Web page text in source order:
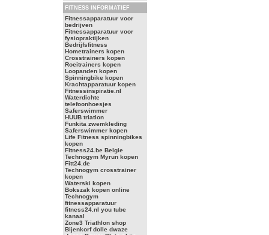
FITNESS INFORMATIEF
Fitnessapparatuur voor
bedrijven
Fitnessapparatuur voor
fysiopraktijken
Bedrijfsfitness
Hometrainers kopen
Crosstrainers kopen
Roeitrainers kopen
Loopanden kopen
Spinningbike kopen
Krachtapparatuur kopen
Fitnessinspiratie.nl
Waterdichte
telefoonhoesjes
Saferswimmer
HUUB triatlon
Funkita zwemkleding
Saferswimmer kopen
Life Fitness spinningbikes
kopen
Fitness24.be Belgie
Technogym Myrun kopen
Fitt24.de
Technogym crosstrainer
kopen
Waterski kopen
Bokszak kopen online
Technogym
fitnessapparatuur
fitness24.nl you tube
kanaal
Zone3 Triathlon shop
Bijenkorf dolle dwaze